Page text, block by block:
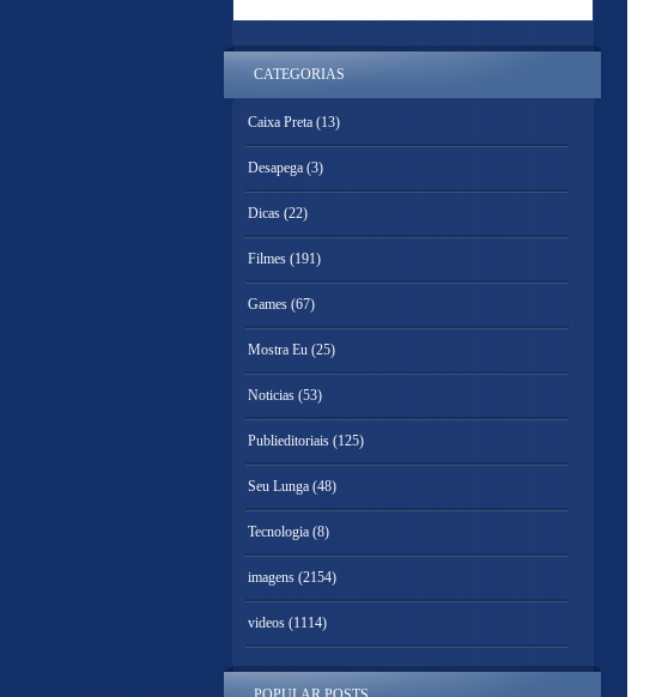
CATEGORIAS
Caixa Preta (13)
Desapega (3)
Dicas (22)
Filmes (191)
Games (67)
Mostra Eu (25)
Noticias (53)
Publieditoriais (125)
Seu Lunga (48)
Tecnologia (8)
imagens (2154)
videos (1114)